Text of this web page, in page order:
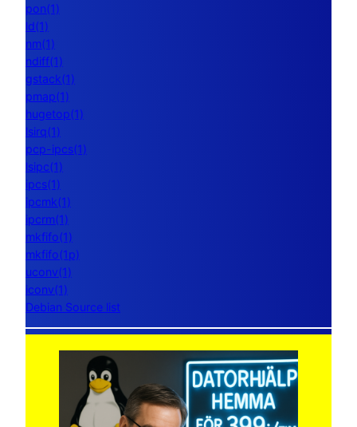
pon(1)
ld(1)
nm(1)
ndiff(1)
gstack(1)
pmap(1)
hugetop(1)
lsirq(1)
pcp-ipcs(1)
lsipc(1)
ipcs(1)
ipcmk(1)
ipcrm(1)
mkfifo(1)
mkfifo(1p)
uconv(1)
iconv(1)
Debian Source list